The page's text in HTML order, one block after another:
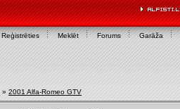
Reģistrēties Meklēt Forums Garāža
» 2001 Alfa-Romeo GTV